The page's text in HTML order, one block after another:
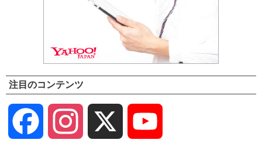
注目のコンテンツ
Facebook Instagram